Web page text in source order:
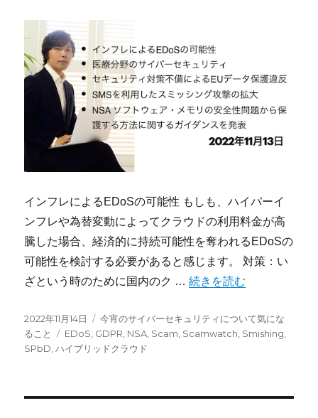
インフレによるEDoSの可能性 もしも、ハイパーイ
ンフレや為替変動によってクラウドの利用料金が高
騰した場合、経済的に持続可能性を奪われるEDoSの
可能性を検討する必要があると感じます。 対策：い
ざという時のために国内のク …“今宵のサイバーセキュ
続きを読む
投
稿
日:
2022年11月14日
カ
テ
ゴ
今宵のサイバーセキュリティについて気にな
ること
タ
グ
EDoS GDPR NSA Scam Scamwatch Smishing
SPbD ,ハイブリッドクラウド